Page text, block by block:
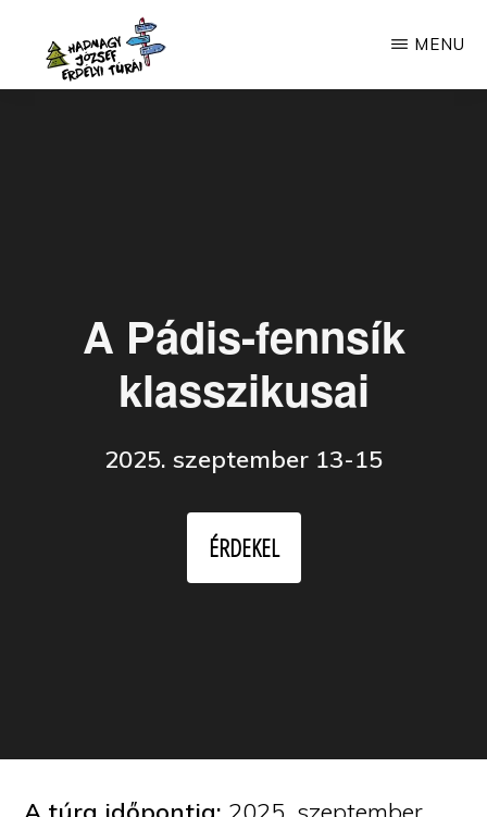
main
MENU
A Pádis-fennsík
klasszikusai
2025. szeptember 13-15
ÉRDEKEL